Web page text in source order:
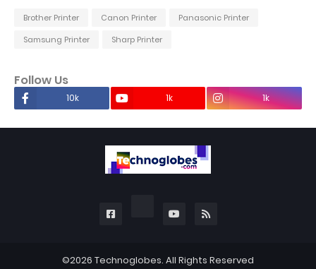
Brother Printer Canon Printer
Panasonic Printer
Samsung Printer
Sharp Printer
Follow Us
10k 1k 1k
©2026 Technoglobes. All Rights Reserved